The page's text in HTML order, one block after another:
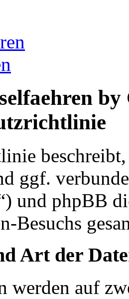
by
ggf.
und phpBB
Besuchs
Art der
werden auf